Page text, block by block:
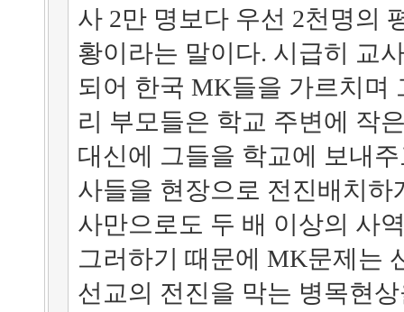
사 2만 명보다 우선 2천명의
황이라는 말이다. 시급히 교
되어 한국 MK들을 가르치며
리 부모들은 학교 주변에 작
대신에 그들을 학교에 보내
사들을 현장으로 전진배치
사만으로도 두 배 이상의 사
그러하기 때문에 MK문제는
선교의 전진을 막는 병목현